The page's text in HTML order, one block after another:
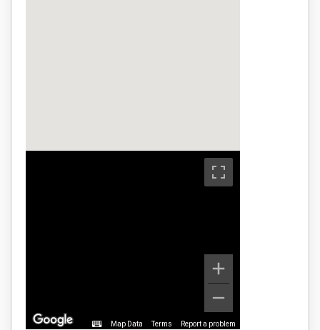
Map Data Terms Report a problem